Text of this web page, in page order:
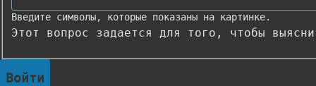
Введите символы, которые показаны на картинке.
Этот вопрос задается для того, чтобы